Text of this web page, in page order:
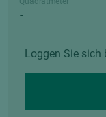
Loggen Sie sich